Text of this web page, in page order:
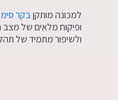
למכונה מותקןבקר
ופיקוח מלאים של מצב
ולשיפור מתמיד של